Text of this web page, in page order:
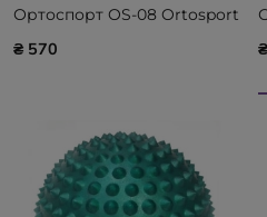
Ортоспорт OS-08 Ortosport
синяя
₴ 570